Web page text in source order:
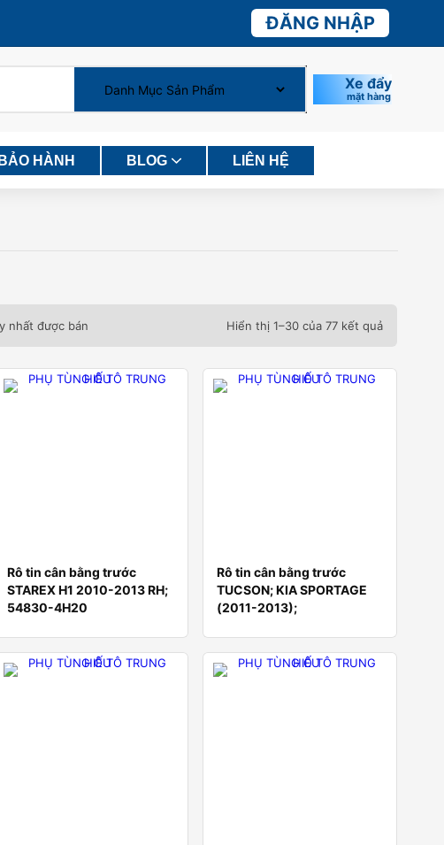
ĐĂNG NHẬP
Xe đẩy
mặt hàng
HÀNH BLOG LIÊN HỆ
nhất được bán Hiển thị 1–30 của 77 kết quả
Rô tin cân bằng trước
STAREX H1 2010-2013 RH;
54830-4H20
Rô tin cân bằng trước
TUCSON; KIA SPORTAGE
(2011-2013);